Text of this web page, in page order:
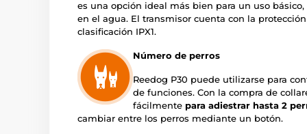
es una opción ideal más bien para un uso
en el agua. El transmisor cuenta con la
clasificación IPX1.
Número de perros
Reedog P30 puede utilizarse para
de funciones. Con la compra de
fácilmente para adiestrar hasta 2
cambiar entre los perros mediante un botón.